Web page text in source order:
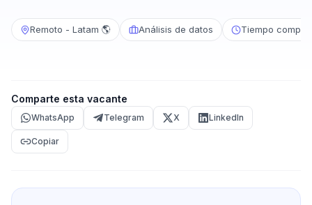
Remoto - Latam 🌎 Análisis de datos Tiempo
Comparte esta vacante
WhatsApp Telegram X LinkedIn
Copiar